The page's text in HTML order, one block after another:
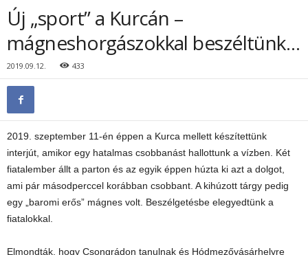
Új „sport” a Kurcán –
mágneshorgászokkal beszéltünk…
2019.09.12. 433
2019. szeptember 11-én éppen a Kurca mellett készítettünk
interjút, amikor egy hatalmas csobbanást hallottunk a vízben. Két
fiatalember állt a parton és az egyik éppen húzta ki azt a dolgot,
ami pár másodperccel korábban csobbant. A kihúzott tárgy pedig
egy „baromi erős” mágnes volt. Beszélgetésbe elegyedtünk a
fiatalokkal.
Elmondták, hogy Csongrádon tanulnak és Hódmezővásárhelyre